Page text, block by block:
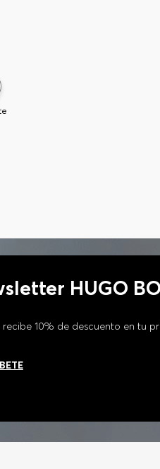
HUGO
recibe 10% de descuento en tu